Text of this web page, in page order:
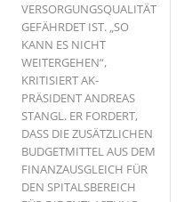
VERSORGUNGSQUALITÄT
GEFÄHRDET IST. „SO
KANN ES NICHT
WEITERGEHEN“,
KRITISIERT AK-
PRÄSIDENT ANDREAS
STANGL. ER FORDERT,
DASS DIE ZUSÄTZLICHEN
BUDGETMITTEL AUS DEM
FINANZAUSGLEICH FÜR
DEN SPITALSBEREICH